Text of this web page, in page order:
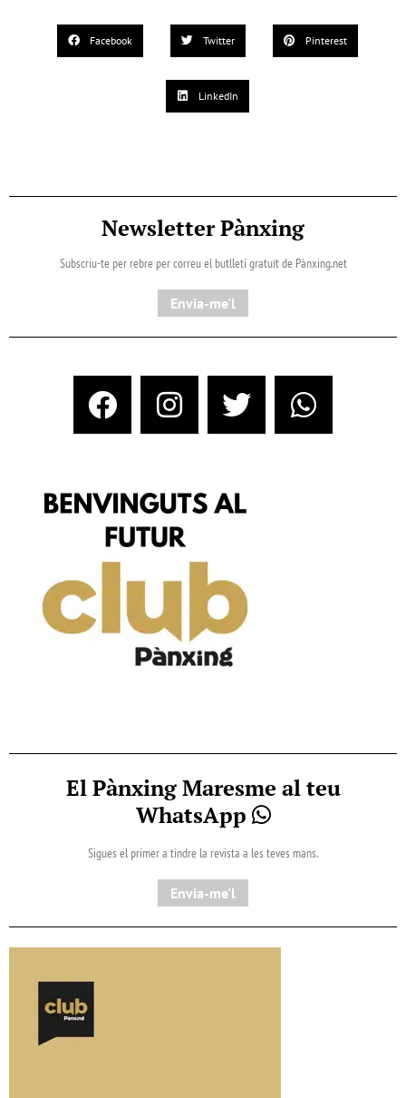
Facebook Twitter Pinterest
LinkedIn
Newsletter Pànxing
Subscriu-te per rebre per correu el butlletí gratuït de Pànxing.net​
Envia-me'l
El Pànxing Maresme al teu
WhatsApp
Sigues el primer a tindre la revista a les teves mans.
Envia-me'l